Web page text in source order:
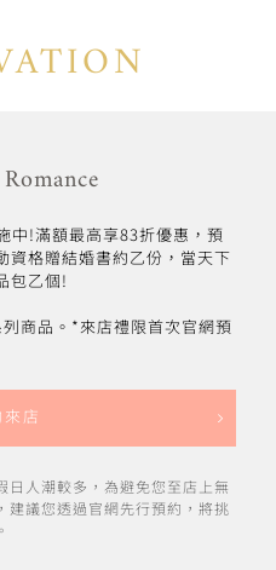
中!滿額最高享83折優惠，預
資格贈結婚書約乙份，當天下
包乙個!
商品。*來店禮限首次官網預
店
日人潮較多，為避免您至店上無
建議您透過官網先行預約，將挑